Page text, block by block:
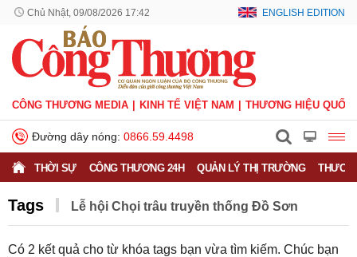
Chủ Nhật, 09/08/2026 17:42 ENGLISH EDITION
CÔNG THƯƠNG MEDIA KINH TẾ VIỆT NAM THƯƠNG HIỆU QUỐC
Đường dây nóng: 0866.59.4498
THỜI SỰ CÔNG THƯƠNG 24H QUẢN LÝ THỊ TRƯỜNG
Tags Lễ hội Chọi trâu truyền thống Đồ Sơn
Có 2 kết quả cho từ khóa tags bạn vừa tìm kiếm. Chúc bạn